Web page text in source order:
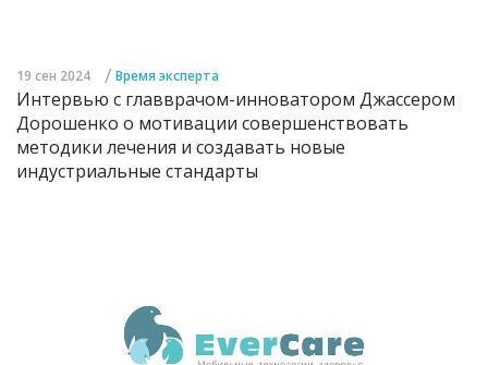
19 сен 2024 / Время эксперта
Интервью с главврачом-инноватором Джассером
Дорошенко о мотивации совершенствовать
методики лечения и создавать новые
индустриальные стандарты